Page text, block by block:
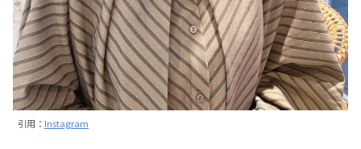
引用： Instagram